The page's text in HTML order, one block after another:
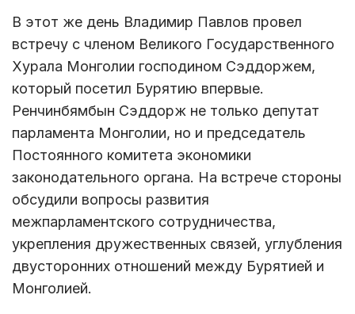
В этот же день Владимир Павлов провел
встречу с членом Великого Государственного
Хурала Монголии господином Сэддоржем,
который посетил Бурятию впервые.
Ренчинбямбын Сэддорж не только депутат
парламента Монголии, но и председатель
Постоянного комитета экономики
законодательного органа. На встрече стороны
обсудили вопросы развития
межпарламентского сотрудничества,
укрепления дружественных связей, углубления
двусторонних отношений между Бурятией и
Монголией.